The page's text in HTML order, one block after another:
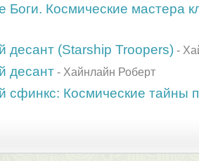
Боги. Космические мастера
десант (Starship Troopers) -
десант - Хайнлайн Роберт
сфинкс: Космические тайны